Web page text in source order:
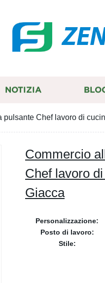
NOTIZIA
pulsante Chef lavoro di
Commercio
Chef lavoro
Giacca
Personalizzazione:
Posto di lavoro:
Stile: